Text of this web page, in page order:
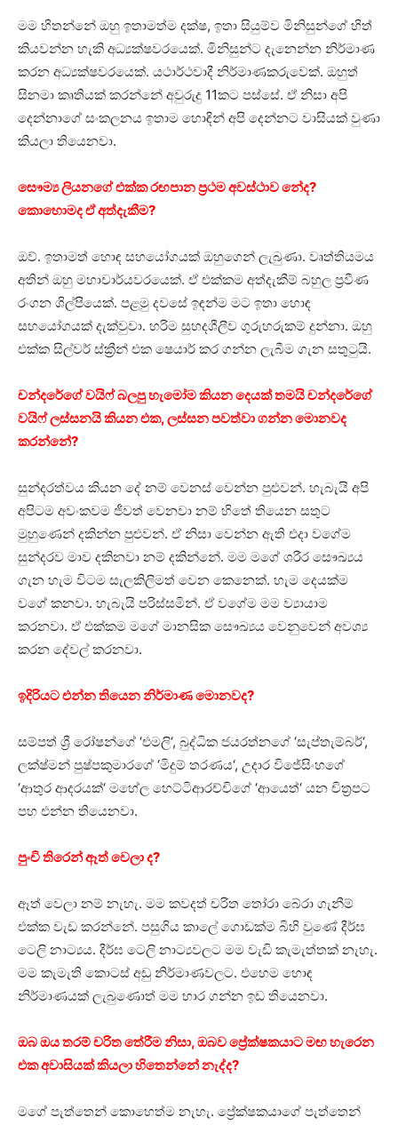
මම හිතන්නේ ඔහු ඉතාමත්ම දක්ෂ, ඉතා සියුම්ව මිනිසුන්ගේ හිත්
කියවන්න හැකි අධ්‍යක්ෂවරයෙක්. මිනිසුන්ට දැනෙන්න නිර්මාණ
කරන අධ්‍යක්ෂවරයෙක්. යථාර්ථවාදී නිර්මාණකරුවෙක්. ඔහුත්
සිනමා කෘතියක් කරන්නේ අවුරුදු 11කට පස්සේ. ඒ නිසා අපි
දෙන්නාගේ සංකලනය ඉතාම හොඳින් අපි දෙන්නට වාසියක් වුණා
කියලා තියෙනවා.
සෞම්‍ය ලියනගේ එක්ක රඟපාන ප්‍රථම අවස්ථාව නේද?
කොහොමද ඒ අත්දැකීම?
ඔව්. ඉතාමත් හොඳ සහයෝගයක් ඔහුගෙන් ලැබුණා. වෘත්තියමය
අතින් ඔහු මහාචාර්යවරයෙක්. ඒ එක්කම අත්දැකීම් බහුල ප්‍රවීණ
රංගන ශිල්පියෙක්. පළමු දවසේ ඉඳන්ම මට ඉතා හොඳ
සහයෝගයක් දැක්වුවා. හරිම සුහදශීලීව ගුරුහරුකම් දුන්නා. ඔහු
එක්ක සිල්වර් ස්ක්‍රීන් එක ෂෙයාර් කර ගන්න ලැබීම ගැන සතුටුයි.
චන්දරේගේ වයිෆ් බලපු හැමෝම කියන දෙයක් තමයි චන්දරේගේ
වයිෆ් ලස්සනයි කියන එක, ලස්සන පවත්වා ගන්න මොනවද
කරන්නේ?
සුන්දරත්වය කියන දේ නම් වෙනස් වෙන්න පුළුවන්. හැබැයි අපි
අපිටම අවංකවම ජීවත් වෙනවා නම් හිතේ තියෙන සතුට
මුහුණෙන් දකින්න පුළුවන්. ඒ නිසා වෙන්න ඇති එදා වගේම
සුන්දරව මාව දකිනවා නම් දකින්නේ. මම මගේ ශරීර සෞඛ්‍යය
ගැන හැම විටම සැලකිලිමත් වෙන කෙනෙක්. හැම දෙයක්ම
වගේ කනවා. හැබැයි පරිස්සමින්. ඒ වගේම මම ව්‍යායාම
කරනවා. ඒ එක්කම මගේ මානසික සෞඛ්‍යය වෙනුවෙන් අවශ්‍ය
කරන දේවල් කරනවා.
ඉදිරියට එන්න තියෙන නිර්මාණ මොනවද?
සම්පත් ශ්‍රී රෝෂන්ගේ ‘එමලි‘, බුද්ධික ජයරත්නගේ ‘සැප්තැම්බර්‘,
ලක්ෂ්මන් පුෂ්පකුමාරගේ ‘මිදුම් තරණය‘, උදාර විජේසිංහගේ
‘ආතුර ආදරයක්‘ මහේල හෙට්ටිආරච්චිගේ ‘ආයෙත්‘ යන චිත්‍රපට
පහ එන්න තියෙනවා.
පුංචි තිරෙන් ඈත් වෙලා ද?
ඈත් වෙලා නම් නැහැ. මම කවදත් චරිත තෝරා බේරා ගැනීම්
එක්ක වැඩ කරන්නේ. පසුගිය කාලේ ගොඩක්ම බිහි වුණේ දීර්ඝ
ටෙලි නාට්‍යය. දීර්ඝ ටෙලි නාට්‍යවලට මම වැඩි කැමැත්තක් නැහැ.
මම කැමැති කොටස් අඩු නිර්මාණවලට. එහෙම හොඳ
නිර්මාණයක් ලැබුණොත් මම භාර ගන්න ඉඩ තියෙනවා.
ඔබ ඔය තරම් චරිත තේරීම නිසා, ඔබව ප්‍රේක්ෂකයාට මඟ හැරෙන
එක අවාසියක් කියලා හිතෙන්නේ නැද්ද?
මගේ පැත්තෙන් කොහෙත්ම නැහැ. ප්‍රේක්ෂකයාගේ පැත්තෙන්